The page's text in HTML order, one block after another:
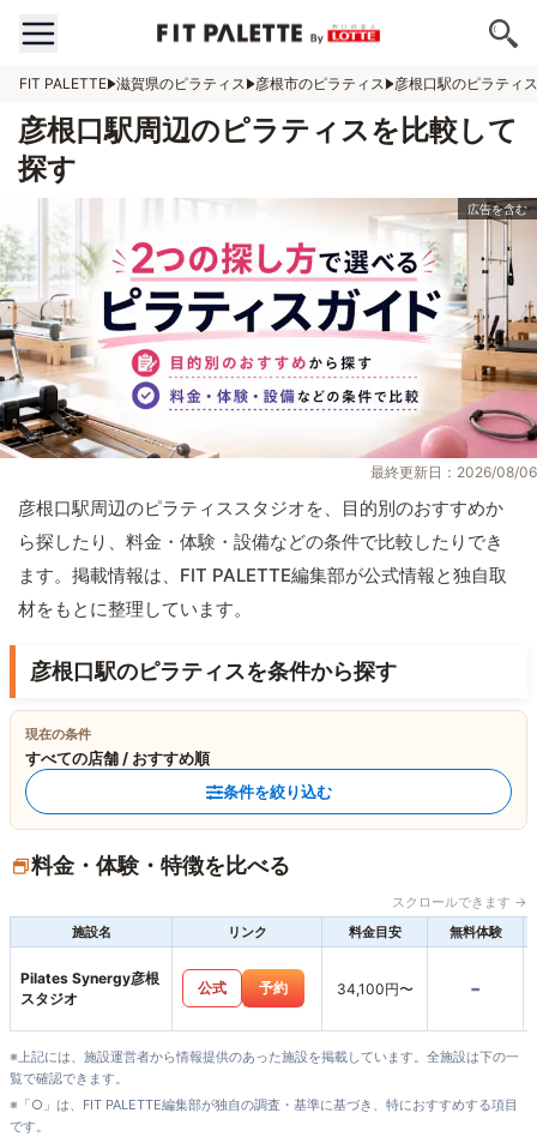
FIT PALETTE 滋賀県のピラティス 彦根市のピラティス 彦根口駅のピラティス
彦根口駅周辺のピラティスを比較して
探す
最終更新日：2026/08/06
彦根口駅周辺のピラティススタジオを、目的別のおすすめか
ら探したり、料金・体験・設備などの条件で比較したりでき
ます。掲載情報は、FIT PALETTE編集部が公式情報と独自取
材をもとに整理しています。
彦根口駅のピラティスを条件から探す
現在の条件
すべての店舗 / おすすめ順
条件を絞り込む
料金・体験・特徴を比べる
スクロールできます →
施設名
リンク 料金目安 無料体験
Pilates Synergy彦根
スタジオ
公式 予約 34,100円〜 -
※上記には、施設運営者から情報提供のあった施設を掲載しています。全施設は下の一
覧で確認できます。
※「○」は、FIT PALETTE編集部が独自の調査・基準に基づき、特におすすめする項目
です。